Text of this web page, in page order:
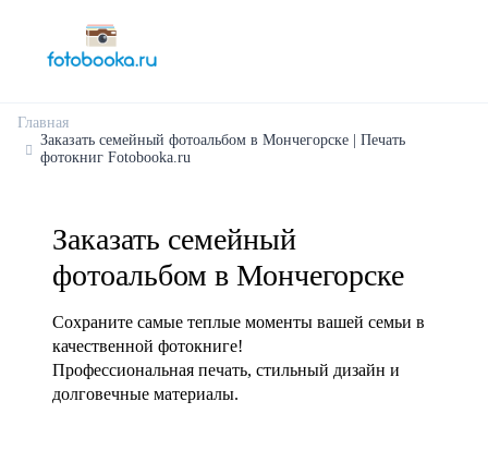
Главная
Заказать семейный фотоальбом в Мончегорске | Печать
фотокниг Fotobooka.ru
Заказать семейный
фотоальбом в Мончегорске
Сохраните самые теплые моменты вашей семьи в
качественной фотокниге!
Профессиональная печать, стильный дизайн и
долговечные материалы.